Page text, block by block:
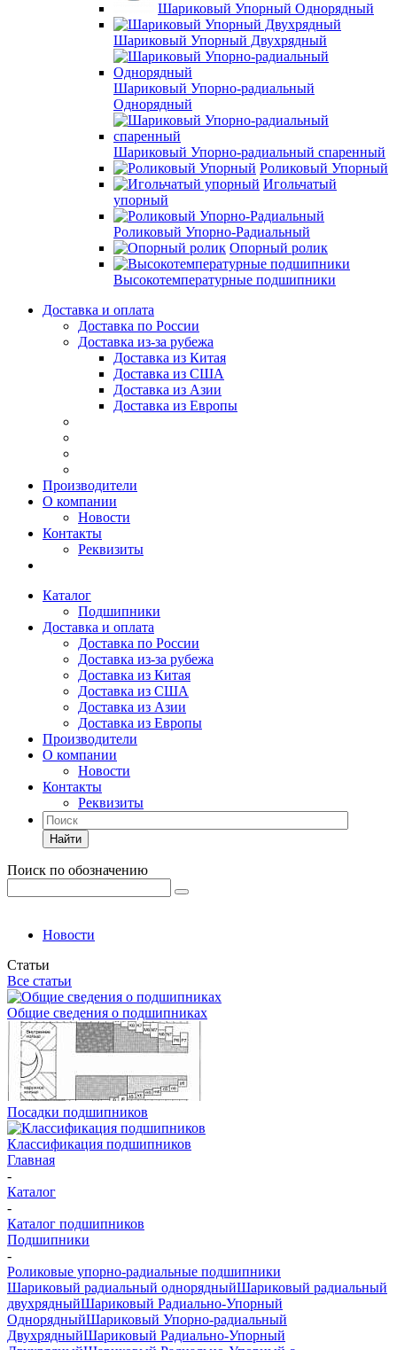
Шариковый Упорный Однорядный
Шариковый Упорный Двухрядный
Шариковый Упорно-радиальный
Однорядный
Шариковый Упорно-радиальный спаренный
Роликовый Упорный
Игольчатый
упорный
Роликовый Упорно-Радиальный
Опорный ролик
Высокотемпературные подшипники
Доставка и оплата
Доставка по России
Доставка из-за рубежа
Доставка из Китая
Доставка из США
Доставка из Азии
Доставка из Европы
Производители
О компании
Новости
Контакты
Реквизиты
Каталог
Подшипники
Доставка и оплата
Доставка по России
Доставка из-за рубежа
Доставка из Китая
Доставка из США
Доставка из Азии
Доставка из Европы
Производители
О компании
Новости
Контакты
Реквизиты
Найти
Поиск по обозначению
Новости
Статьи
Все статьи
Общие сведения о подшипниках
Посадки подшипников
Классификация подшипников
Главная
-
Каталог
-
Каталог подшипников
Подшипники
-
Роликовые упорно-радиальные подшипники
Шариковый радиальный однорядныйШариковый радиальный
двухрядныйШариковый Радиально-Упорный
ОднорядныйШариковый Упорно-радиальный
ДвухрядныйШариковый Радиально-Упорный